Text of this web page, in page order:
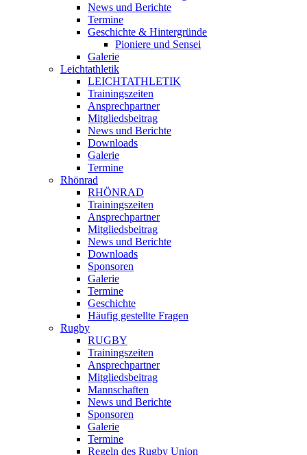
News und Berichte
Termine
Geschichte & Hintergründe
Pioniere und Sensei
Galerie
Leichtathletik
LEICHTATHLETIK
Trainingszeiten
Ansprechpartner
Mitgliedsbeitrag
News und Berichte
Downloads
Galerie
Termine
Rhönrad
RHÖNRAD
Trainingszeiten
Ansprechpartner
Mitgliedsbeitrag
News und Berichte
Downloads
Sponsoren
Galerie
Termine
Geschichte
Häufig gestellte Fragen
Rugby
RUGBY
Trainingszeiten
Ansprechpartner
Mitgliedsbeitrag
Mannschaften
News und Berichte
Sponsoren
Galerie
Termine
Regeln des Rugby Union